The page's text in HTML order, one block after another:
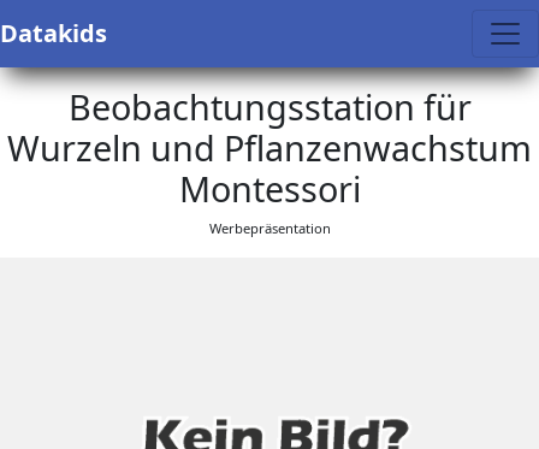
Datakids
Beobachtungsstation für
Wurzeln und Pflanzenwachstum
Montessori
Werbepräsentation